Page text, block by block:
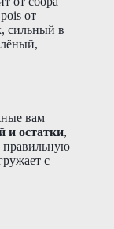
от
сильный в
вам
и остатки,
с